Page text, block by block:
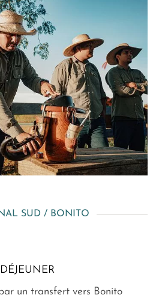
SUD / BONITO
un transfert vers Bonito